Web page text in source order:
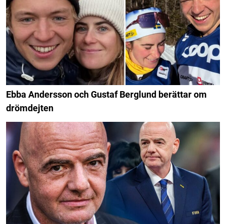
Ebba Andersson och Gustaf Berglund berättar om
drömdejten